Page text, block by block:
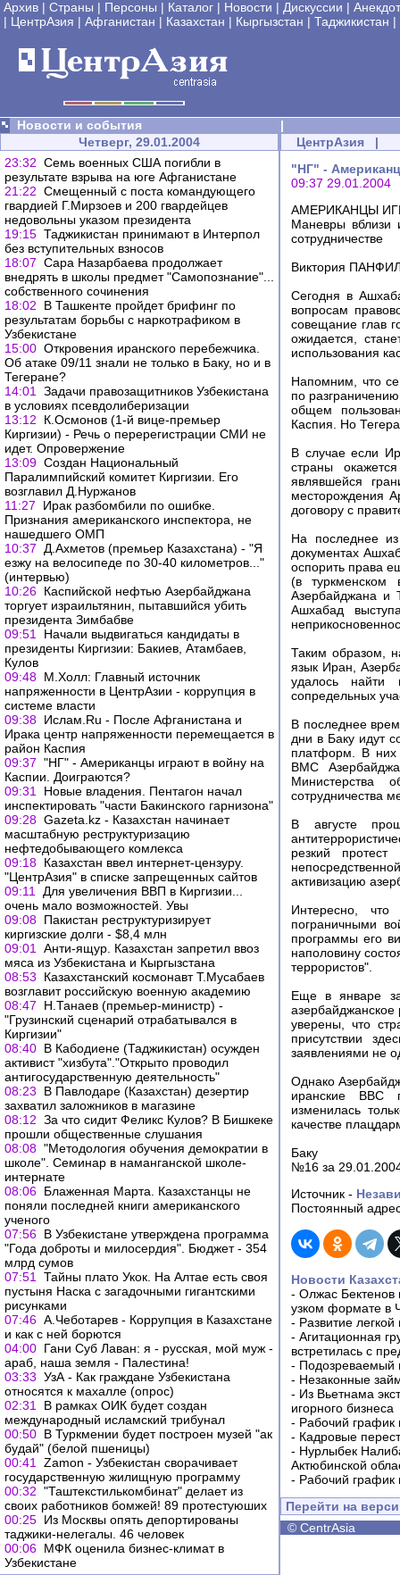
Архив | Страны | Персоны | Каталог | Новости | Дискуссии |
| ЦентрАзия | Афганистан | Казахстан | Кыргызстан | Таджикистан |
Новости и события
|
Четверг, 29.01.2004
23:32 Семь военных США погибли в
результате взрыва на юге Афганистане
21:22 Смещенный с поста командующего
гвардией Г.Мирзоев и 200 гвардейцев
недовольны указом президента
19:15 Таджикистан принимают в Интерпол
без вступительных взносов
18:07 Сара Назарбаева продолжает
внедрять в школы предмет "Самопознание"...
собственного сочинения
18:02
В Ташкенте пройдет брифинг по
результатам борьбы с наркотрафиком в
Узбекистане
15:00 Откровения иранского перебежчика.
Об атаке 09/11 знали не только в Баку, но и в
Тегеране?
14:01
Задачи правозащитников Узбекистана
в условиях псевдолиберизации
13:12
К.Осмонов (1-й вице-премьер
Киргизии) - Речь о перерегистрации СМИ не
идет. Опровержение
13:09 Создан Национальный
Паралимпийский комитет Киргизии. Его
возглавил Д.Нуржанов
11:27
Ирак разбомбили по ошибке.
Признания американского инспектора, не
нашедшего ОМП
10:37
Д.Ахметов (премьер Казахстана) - "Я
езжу на велосипеде по 30-40 километров..."
(интервью)
10:26 Каспийской нефтью Азербайджана
торгует израильтянин, пытавшийся убить
президента Зимбабве
09:51
Начали выдвигаться кандидаты в
президенты Киргизии: Бакиев, Атамбаев,
Кулов
09:48 М.Холл: Главный источник
напряженности в ЦентрАзии - коррупция в
системе власти
09:38 Ислам.Ru - После Афганистана и
Ирака центр напряженности перемещается в
район Каспия
09:37 "НГ" - Американцы играют в войну на
Каспии. Доиграются?
09:31
Новые владения. Пентагон начал
инспектировать "части Бакинского гарнизона"
09:28 Gazeta.kz - Казахстан начинает
масштабную реструктуризацию
нефтедобывающего комлекса
09:18 Казахстан ввел интернет-цензуру.
"ЦентрАзия" в списке запрещенных сайтов
09:11
Для увеличения ВВП в Киргизии...
очень мало возможностей. Увы
09:08 Пакистан реструктуризирует
киргизские долги - $8,4 млн
09:01
Анти-ящур. Казахстан запретил ввоз
мяса из Узбекистана и Кыргызстана
08:53
Казахстанский космонавт Т.Мусабаев
возглавит российскую военную академию
08:47
Н.Танаев (премьер-министр) -
"Грузинский сценарий отрабатывался в
Киргизии"
08:40 В Кабодиене (Таджикистан) осужден
активист "хизбута"."Открыто проводил
антигосударственную деятельность"
08:23
В Павлодаре (Казахстан) дезертир
захватил заложников в магазине
08:12 За что сидит Феликс Кулов? В Бишкеке
прошли общественные слушания
08:08 "Методология обучения демократии в
школе". Семинар в наманганской школе-
интернате
08:06 Блаженная Марта. Казахстанцы не
поняли последней книги американского
ученого
07:56 В Узбекистане утверждена программа
"Года доброты и милосердия". Бюджет - 354
млрд сумов
07:51
Тайны плато Укок. На Алтае есть своя
пустыня Наска с загадочными гигантскими
рисунками
07:46 А.Чеботарев - Коррупция в Казахстане
и как с ней борются
04:00 Гани Суб Лаван: я - русская, мой муж -
араб, наша земля - Палестина!
03:33 УзА - Как граждане Узбекистана
относятся к махалле (опрос)
02:31
В рамках ОИК будет создан
международный исламский трибунал
00:50 В Туркмении будет построен музей "ак
будай" (белой пшеницы)
00:41
Zamon - Узбекистан сворачивает
государственную жилищную программу
00:32 "Таштекстилькомбинат" делает из
своих работников бомжей! 89 протестуюших
00:25 Из Москвы опять депортированы
таджики-нелегалы. 46 человек
00:06 МФК оценила бизнес-климат в
Узбекистане
ЦентрАзия |
"НГ" -
09:37 29.01.2004
АМЕРИКАНЦЫ
Маневры вблизи
сотрудничестве
Виктория
Сегодня в
вопросам
совещание глав
ожидается,
использования
Напомним, что
по
общем
Каспия. Но
В случае если
страны
являвшейся
месторождения
договору с
На последнее
документах
оспорить права
(в
Азербайджана и
Ашхабад
Таким образом,
язык Иран,
удалось найти
сопредельных
В последнее
дни в Баку идут
платформ. В них
ВМС
Министерства
сотрудничества
В августе
резкий
активизацию
Интересно,
пограничными
программы его
наполовину
террористов".
Еще в январе
азербайджанское
уверены, что
присутствии
заявлениями не
Однако
иранские ВВС
изменилась
качестве
Баку
№16 за
Источник -
Постоянный
Новости
- Олжас Бектенов
узком формате в
- Развитие
- Агитационная
встретилась с
- Подозреваемый
- Незаконные
- Из Вьетнама
игорного бизнеса
- Рабочий график
- Кадровые
- Нурлыбек
Актюбинской
- Рабочий график
Перейти на
© CentrAsia